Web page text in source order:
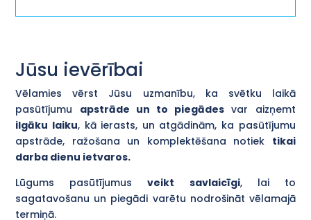
Jūsu ievērībai
Vēlamies vērst Jūsu uzmanību, ka svētku laikā
pasūtījumu apstrāde un to piegādes var aizņemt
ilgāku laiku, kā ierasts, un atgādinām, ka pasūtījumu
apstrāde, ražošana un komplektēšana notiek tikai
darba dienu ietvaros.
Lūgums pasūtījumusveikt savlaicīgi, lai to
sagatavošanu un piegādi varētu nodrošināt vēlamajā
termiņā.